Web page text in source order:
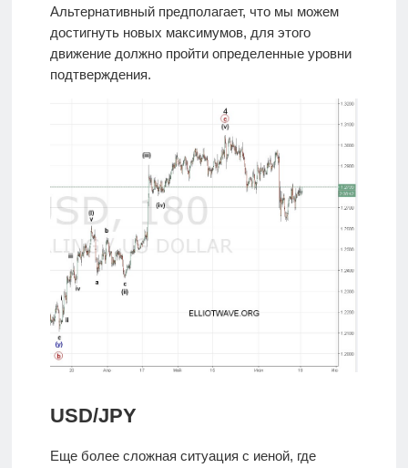
Альтернативный предполагает, что мы можем
достигнуть новых максимумов, для этого
движение должно пройти определенные уровни
подтверждения.
USD/JPY
Еще более сложная ситуация с иеной, где